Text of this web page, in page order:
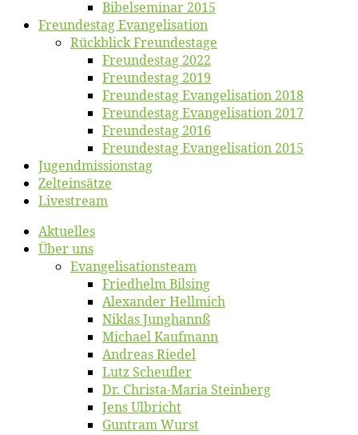
Bibelsemi­nar 2015
Freun­des­tag Evangelisation
Rück­blick Freundestage
Freun­des­tag 2022
Freun­des­tag 2019
Freun­des­tag Evan­ge­li­sa­ti­on 2018
Freun­des­tag Evan­ge­li­sa­ti­on 2017
Freun­des­tag 2016
Freun­des­tag Evan­ge­li­sa­ti­on 2015
Jugend­mis­sions­tag
Zelt­ein­sät­ze
Live­stream
Ak­tu­el­les
Über uns
Evangelisa­tions­team
Fried­helm Bilsing
Alex­an­der Hellmich
Ni­klas Junghannß
Mi­cha­el Kaufmann
An­dre­as Riedel
Lutz Scheuf­ler
Dr. Chris­­ta-Ma­ria Steinberg
Jens Ulb­richt
Gun­tram Wurst